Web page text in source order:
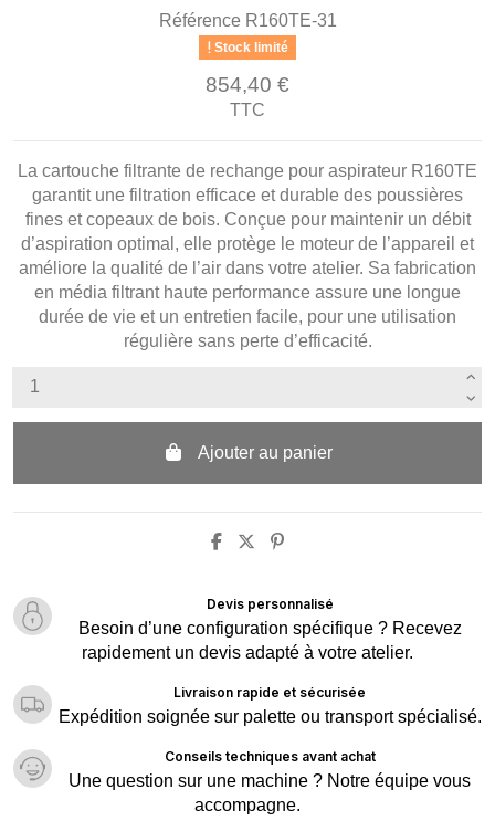
Référence R160TE-31
Stock limité
854,40 €
TTC
La cartouche filtrante de rechange pour aspirateur R160TE
garantit une filtration efficace et durable des poussières
fines et copeaux de bois. Conçue pour maintenir un débit
d’aspiration optimal, elle protège le moteur de l’appareil et
améliore la qualité de l’air dans votre atelier. Sa fabrication
en média filtrant haute performance assure une longue
durée de vie et un entretien facile, pour une utilisation
régulière sans perte d’efficacité.
Ajouter au panier
Devis personnalisé
Besoin d’une configuration spécifique ? Recevez
rapidement un devis adapté à votre atelier.
Livraison rapide et sécurisée
Expédition soignée sur palette ou transport spécialisé.
Conseils techniques avant achat
Une question sur une machine ? Notre équipe vous
accompagne.